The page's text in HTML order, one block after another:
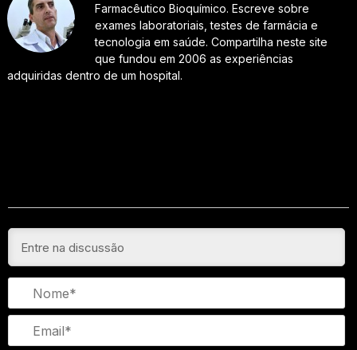
Farmacêutico Bioquímico. Escreve sobre
exames laboratoriais, testes de farmácia e
tecnologia em saúde. Compartilha neste site
que fundou em 2006 as experiências
adquiridas dentro de um hospital.